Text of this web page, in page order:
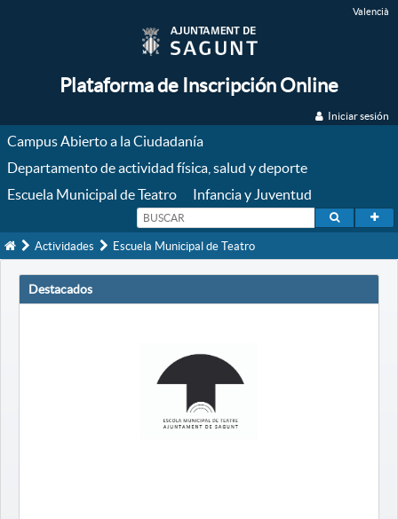
Valencià
Plataforma de Inscripción Online
Iniciar sesión
Campus Abierto a la Ciudadanía
Departamento de actividad física, salud y deporte
Escuela Municipal de Teatro
Infancia y Juventud
InicioActividades Escuela Municipal de Teatro
Destacados